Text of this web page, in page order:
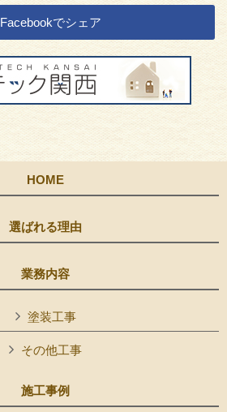
Facebookでシェア
HOME
選ばれる理由
業務内容
塗装工事
その他工事
施工事例